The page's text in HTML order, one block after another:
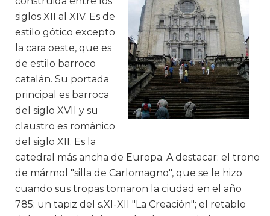
siglos XII al XIV. Es de
estilo gótico excepto
la cara oeste, que es
de estilo barroco
catalán. Su portada
principal es barroca
del siglo XVII y su
claustro es románico
del siglo XII. Es la
catedral más ancha de Europa. A destacar: el trono
de mármol "silla de Carlomagno", que se le hizo
cuando sus tropas tomaron la ciudad en el año
785; un tapiz del s.XI-XII "La Creación"; el retablo